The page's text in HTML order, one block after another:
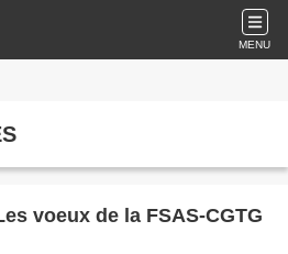
MENU
voeux de la FSAS-CGTG